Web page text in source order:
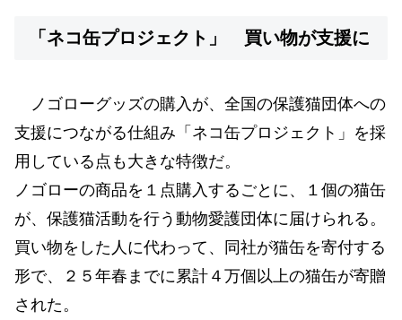
「ネコ缶プロジェクト」 買い物が支援に
ノゴローグッズの購入が、全国の保護猫団体への
支援につながる仕組み「ネコ缶プロジェクト」を採
用している点も大きな特徴だ。
ノゴローの商品を１点購入するごとに、１個の猫缶
が、保護猫活動を行う動物愛護団体に届けられる。
買い物をした人に代わって、同社が猫缶を寄付する
形で、２５年春までに累計４万個以上の猫缶が寄贈
された。